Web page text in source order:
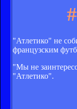
"Атлетико" не
французским
"Мы не
"Атлетико".